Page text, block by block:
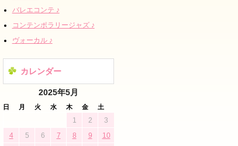
バレエコンテ ♪
コンテンポラリージャズ ♪
ヴォーカル ♪
カレンダー
2025年5月
日 月 火 水 木 金 土
1 2
3
4
5 6 7 8 9
10